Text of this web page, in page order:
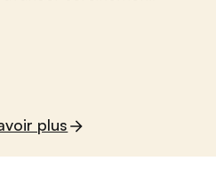
plus